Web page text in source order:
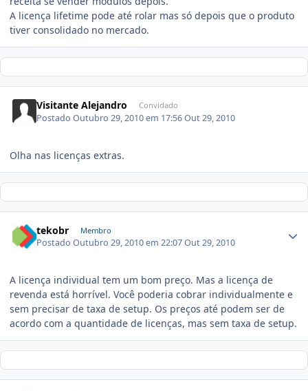
A licença lifetime pode até rolar mas só depois que o produto
tiver consolidado no mercado.
Visitante Alejandro Convidado
PostadoOutubro 29, 2010 em 17:56Out 29, 2010
Olha nas licenças extras.
tekobr Membro
PostadoOutubro 29, 2010 em 22:07Out 29, 2010
A licença individual tem um bom preço. Mas a licença de
revenda está horrível. Você poderia cobrar individualmente e
sem precisar de taxa de setup. Os preços até podem ser de
acordo com a quantidade de licenças, mas sem taxa de setup.